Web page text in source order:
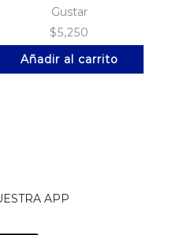
Gustar
$5,250
Añadir al carrito
APP